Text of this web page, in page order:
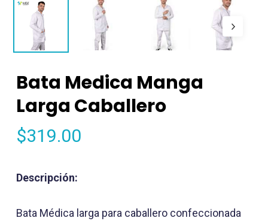
Bata Medica Manga
Larga Caballero
$319.00
Descripción:
Bata Médica larga para caballero confeccionada